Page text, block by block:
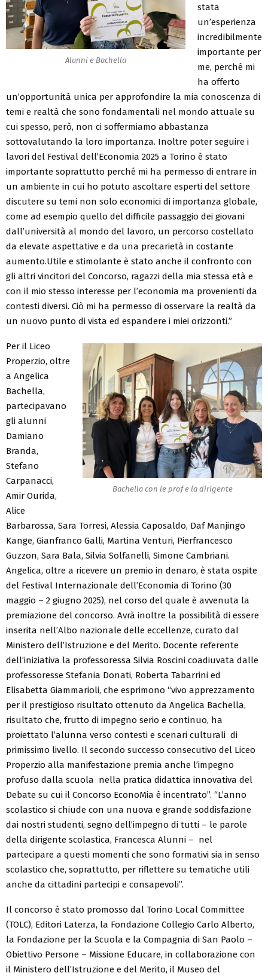
Alunni e Bachella
stata
un’esperienza
incredibilmente
importante per
me, perché mi
ha offerto
un’opportunità unica per approfondire la mia conoscenza di
temi e realtà che sono fondamentali nel mondo attuale su
cui spesso, però, non ci soffermiamo abbastanza
sottovalutando la loro importanza. Inoltre poter seguire i
lavori del Festival dell’Economia 2025 a Torino è stato
importante soprattutto perché mi ha permesso di entrare in
un ambiente in cui ho potuto ascoltare esperti del settore
discutere su temi non solo economici di importanza globale,
come ad esempio quello del difficile passaggio dei giovani
dall’università al mondo del lavoro, un percorso costellato
da elevate aspettative e da una precarietà in costante
aumento.Utile e stimolante è stato anche il confronto con
gli altri vincitori del Concorso, ragazzi della mia stessa età e
con il mio stesso interesse per l’economia ma provenienti da
contesti diversi. Ciò mi ha permesso di osservare la realtà da
un nuovo punto di vista ed espandere i miei orizzonti.”
Bachella con le prof e la dirigente
Per il Liceo
Properzio, oltre
a Angelica
Bachella,
partecipavano
gli alunni
Damiano
Branda,
Stefano
Carpanacci,
Amir Ourida,
Alice
Barbarossa, Sara Torresi, Alessia Caposaldo, Daf Manjingo
Kange, Gianfranco Galli, Martina Venturi, Pierfrancesco
Guzzon, Sara Bala, Silvia Solfanelli, Simone Cambriani.
Angelica, oltre a ricevere un premio in denaro, è stata ospite
del Festival Internazionale dell’Economia di Torino (30
maggio – 2 giugno 2025), nel corso del quale è avvenuta la
premiazione del concorso. Avrà inoltre la possibilità di essere
inserita nell’Albo nazionale delle eccellenze, curato dal
Ministero dell’Istruzione e del Merito. Docente referente
dell’iniziativa la professoressa Silvia Roscini coadiuvata dalle
professoresse Stefania Donati, Roberta Tabarrini ed
Elisabetta Giammarioli, che esprimono “vivo apprezzamento
per il prestigioso risultato ottenuto da Angelica Bachella,
risultato che, frutto di impegno serio e continuo, ha
proiettato l’alunna verso contesti e scenari culturali di
primissimo livello. Il secondo successo consecutivo del Liceo
Properzio alla manifestazione premia anche l’impegno
profuso dalla scuola nella pratica didattica innovativa del
Debate su cui il Concorso EconoMia è incentrato”. “L’anno
scolastico si chiude con una nuova e grande soddisfazione
dai nostri studenti, segno dell’impegno di tutti – le parole
della dirigente scolastica, Francesca Alunni – nel
partecipare a questi momenti che sono formativi sia in senso
scolastico che, soprattutto, per riflettere su tematiche utili
anche da cittadini partecipi e consapevoli”.
Il concorso è stato promosso dal Torino Local Committee
(TOLC), Editori Laterza, la Fondazione Collegio Carlo Alberto,
la Fondazione per la Scuola e la Compagnia di San Paolo –
Obiettivo Persone – Missione Educare, in collaborazione con
il Ministero dell’Istruzione e del Merito, il Museo del